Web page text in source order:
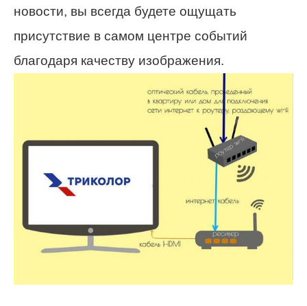
новости, вы всегда будете ощущать
присутствие в самом центре событий
благодаря качеству изображения.